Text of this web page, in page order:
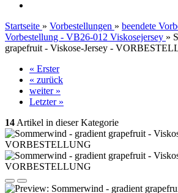
Startseite » Vorbestellungen » beendete
Vorbestellung - VB26-012 Viskosejersey »
grapefruit - Viskose-Jersey -
« Erster
« zurück
weiter »
Letzter »
14 Artikel in dieser Kategorie